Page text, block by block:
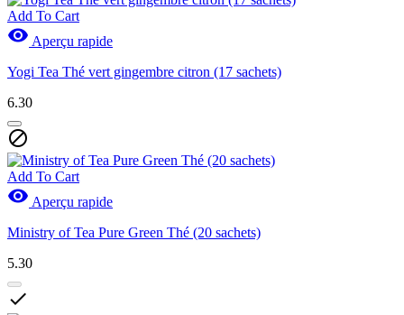
Add To Cart
 Aperçu rapide
Yogi Tea Thé vert gingembre citron (17 sachets)
6.30

Add To Cart
 Aperçu rapide
Ministry of Tea Pure Green Thé (20 sachets)
5.30
